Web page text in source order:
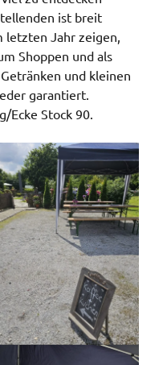
ist breit
letzten Jahr zeigen,
Shoppen und als
und kleinen
garantiert.
Ecke Stock 90.